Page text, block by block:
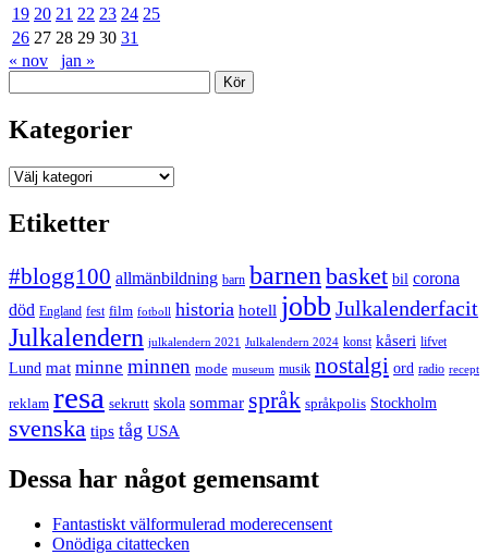
19 20 21 22 23 24 25
26 27 28 29 30 31
« nov
jan »
Kategorier
Kategorier
Etiketter
#blogg100 allmänbildning barn barnen basket bil corona
död England fest film fotboll historia hotell jobb Julkalenderfacit
Julkalendern julkalendern 2021 Julkalendern 2024 konst kåseri lifvet
Lund mat minne minnen mode museum musik nostalgi ord radio recept
reklam resa sekrutt skola sommar språk språkpolis Stockholm
svenska tips tåg USA
Dessa har något gemensamt
Fantastiskt välformulerad moderecensent
Onödiga citattecken